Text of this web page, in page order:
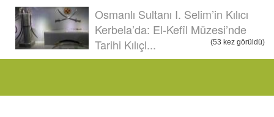
Osmanlı Sultanı I. Selim’in Kılıcı
Kerbela’da: El-Kefîl Müzesi’nde
Tarihi Kılıçl...
(53 kez görüldü)